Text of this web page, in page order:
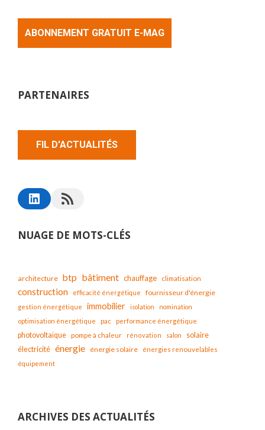
ABONNEMENT GRATUIT E-MAG
PARTENAIRES
FIL D'ACTUALITÉS
NUAGE DE MOTS-CLÉS
architecture btp bâtiment chauffage climatisation
construction efficacité énergétique fournisseur d'énergie
gestion énergétique immobilier isolation
nomination
optimisation énergétique
pac performance énergétique
photovoltaïque pompe à chaleur rénovation salon solaire
électricité énergie énergie solaire
énergies renouvelables
équipement
ARCHIVES DES ACTUALITÉS